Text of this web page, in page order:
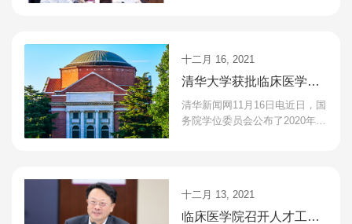
十二月 16, 2021
清华大学获批临床医学博
士专业学位授权
清华新闻网11月16日电近日，国
务院学位委员会公布了2020年学
十二月 13, 2021
临床医学院召开人才工作